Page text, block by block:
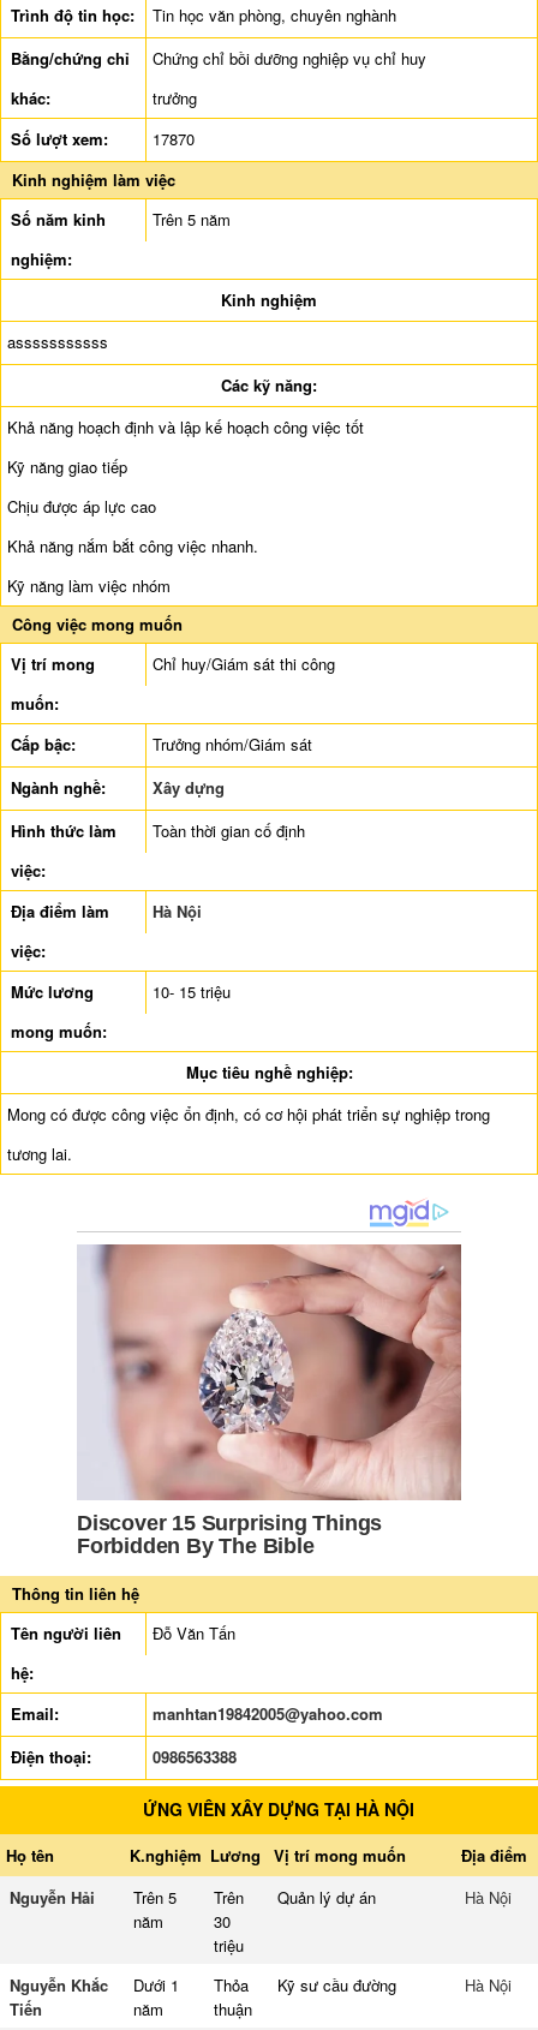
Trình độ tin học:
Tin học văn phòng, chuyên nghành
Bằng/chứng chỉ
khác:
Chứng chỉ bồi dưỡng nghiệp vụ chỉ huy
trưởng
Số lượt xem:
17870
Kinh nghiệm làm việc
Số năm kinh
nghiệm:
Trên 5 năm
Kinh nghiệm
asssssssssss
Các kỹ năng:
Khả năng hoạch định và lập kế hoạch công việc tốt
Kỹ năng giao tiếp
Chịu được áp lực cao
Khả năng nắm bắt công việc nhanh.
Kỹ năng làm việc nhóm
Công việc mong muốn
Vị trí mong
muốn:
Chỉ huy/Giám sát thi công
Cấp bậc:
Trưởng nhóm/Giám sát
Ngành nghề:
Xây dựng
Hình thức làm
việc:
Toàn thời gian cố định
Địa điểm làm
việc:
Hà Nội
Mức lương
mong muốn:
10- 15 triệu
Mục tiêu nghề nghiệp:
Mong có được công việc ổn định, có cơ hội phát triển sự nghiệp trong
tương lai.
Thông tin liên hệ
Tên người liên
hệ:
Đỗ Văn Tấn
Email:
manhtan19842005@yahoo.com
Điện thoại:
0986563388
ỨNG VIÊN XÂY DỰNG TẠI HÀ NỘI
Họ tên K.nghiệm Lương Vị trí mong muốn
Địa điểm
Nguyễn Hải
Trên 5
năm
Trên
30
triệu
Quản lý dự án Hà Nội
Nguyễn Khắc
Tiến
Dưới 1
năm
Thỏa
thuận
Kỹ sư cầu đường Hà Nội